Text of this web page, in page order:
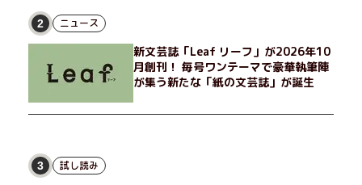
げたり、部屋でふたりだけの「台湾映画祭」を催したり。50代
独身、幼なじみの変わらぬ友情とささやかな幸せの日々を描く。
2 ニュース
新文芸誌「Leaf リーフ」が2026年10
月創刊！ 毎号ワンテーマで豪華執筆陣
が集う新たな「紙の文芸誌」が誕生
3 試し読み